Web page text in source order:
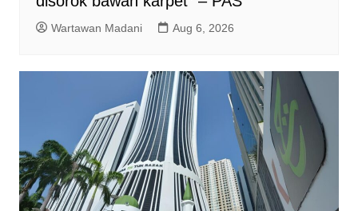
Wartawan Madani Aug 6, 2026